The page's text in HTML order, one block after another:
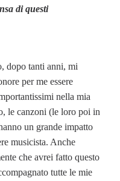
di questi
dopo tanti anni, mi
per me essere
nella mia
le canzoni (le loro poi in
un grande impatto
musicista. Anche
che avrei fatto questo
tutte le mie